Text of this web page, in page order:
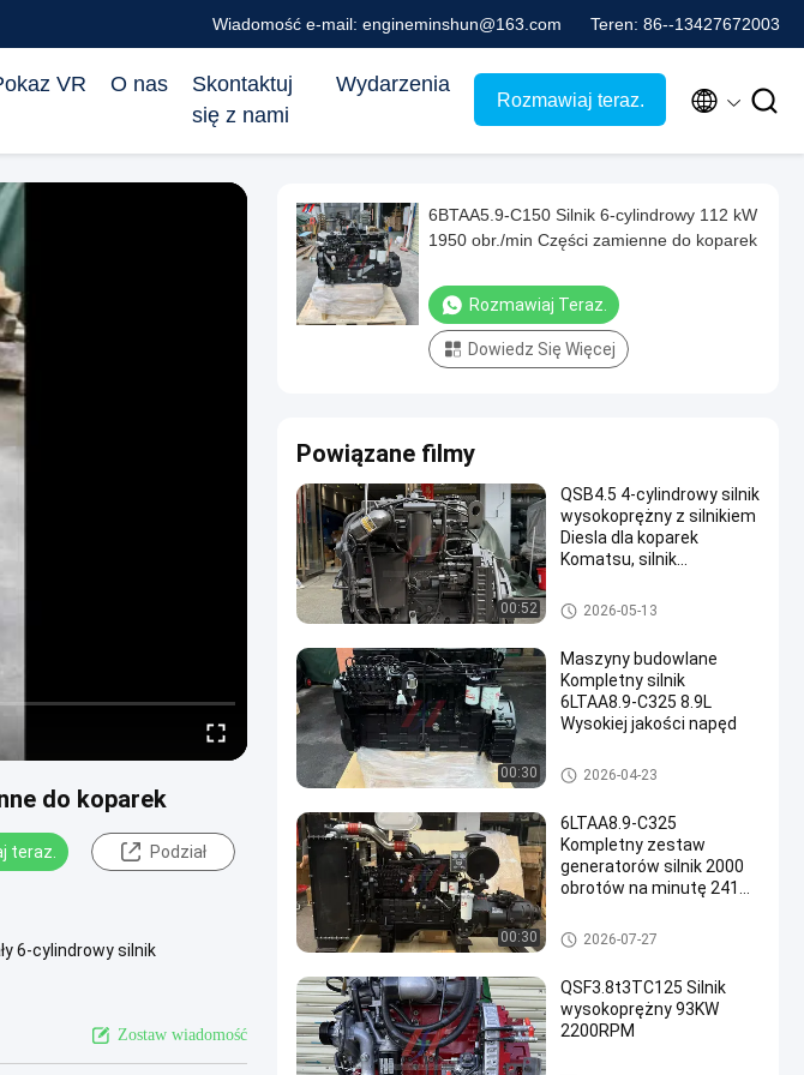
Wiadomość e-mail: engineminshun@163.com Teren: 86--13427672003
VR O nas
Skontaktuj
się z nami
Wydarzenia
Rozmawiaj teraz.  
do koparek
teraz. Podział
6-cylindrowy silnik
Zostaw wiadomość
6BTAA5.9-C150 Silnik 6-cylindrowy 112 kW
1950 obr./min Części zamienne do koparek
Rozmawiaj Teraz.
Dowiedz Się Więcej
Powiązane filmy
00:52
QSB4.5 4-cylindrowy silnik
wysokoprężny z silnikiem
Diesla dla koparek
Komatsu, silnik
Common Rail
Silnik CUMMINS
2026-05-13
00:30
Maszyny budowlane
Kompletny silnik
6LTAA8.9-C325 8.9L
Wysokiej jakości napęd
Silnik CUMMINS
2026-04-23
00:30
6LTAA8.9-C325
Kompletny zestaw
generatorów silnik 2000
obrotów na minutę 241
Silnik CUMMINS
2026-07-27
QSF3.8t3TC125 Silnik
wysokoprężny 93KW
2200RPM